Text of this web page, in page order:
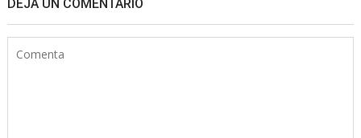
DEJA UN COMENTARIO